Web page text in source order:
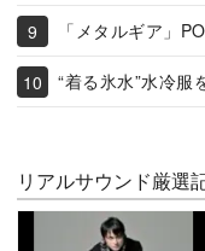
「メタルギア」
“着る氷水”水冷服
リアルサウンド厳選